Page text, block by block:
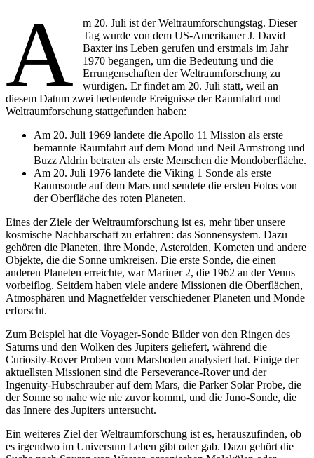
A
m 20. Juli ist der Weltraumforschungstag. Dieser
Tag wurde von dem US-Amerikaner J. David
Baxter ins Leben gerufen und erstmals im Jahr
1970 begangen, um die Bedeutung und die
Errungenschaften der Weltraumforschung zu
würdigen. Er findet am 20. Juli statt, weil an
diesem Datum zwei bedeutende Ereignisse der Raumfahrt und
Weltraumforschung stattgefunden haben:
Am 20. Juli 1969 landete die Apollo 11 Mission als erste
bemannte Raumfahrt auf dem Mond und Neil Armstrong und
Buzz Aldrin betraten als erste Menschen die Mondoberfläche.
Am 20. Juli 1976 landete die Viking 1 Sonde als erste
Raumsonde auf dem Mars und sendete die ersten Fotos von
der Oberfläche des roten Planeten.
Eines der Ziele der Weltraumforschung ist es, mehr über unsere
kosmische Nachbarschaft zu erfahren: das Sonnensystem. Dazu
gehören die Planeten, ihre Monde, Asteroiden, Kometen und andere
Objekte, die die Sonne umkreisen. Die erste Sonde, die einen
anderen Planeten erreichte, war Mariner 2, die 1962 an der Venus
vorbeiflog. Seitdem haben viele andere Missionen die Oberflächen,
Atmosphären und Magnetfelder verschiedener Planeten und Monde
erforscht.
Zum Beispiel hat die Voyager-Sonde Bilder von den Ringen des
Saturns und den Wolken des Jupiters geliefert, während die
Curiosity-Rover Proben vom Marsboden analysiert hat. Einige der
aktuellsten Missionen sind die Perseverance-Rover und der
Ingenuity-Hubschrauber auf dem Mars, die Parker Solar Probe, die
der Sonne so nahe wie nie zuvor kommt, und die Juno-Sonde, die
das Innere des Jupiters untersucht.
Ein weiteres Ziel der Weltraumforschung ist es, herauszufinden, ob
es irgendwo im Universum Leben gibt oder gab. Dazu gehört die